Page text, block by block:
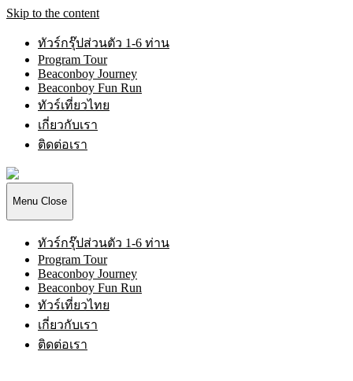
Skip to the content
ทัวร์กรุ๊ปส่วนตัว 1-6 ท่าน
Program Tour
Beaconboy Journey
Beaconboy Fun Run
ทัวร์เที่ยวไทย
เกี่ยวกับเรา
ติดต่อเรา
Beaconboy
Travel
Company
Menu Close
ทัวร์กรุ๊ปส่วนตัว 1-6 ท่าน
Program Tour
Beaconboy Journey
Beaconboy Fun Run
ทัวร์เที่ยวไทย
เกี่ยวกับเรา
ติดต่อเรา